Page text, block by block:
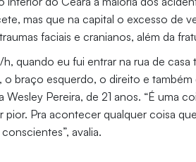
mas que na capital o excesso de
faciais e cranianos, além da
quando eu fui entrar na rua de casa
braço esquerdo, o direito e
Pereira, de 21 anos. “É uma
Pra acontecer qualquer coisa
avalia.